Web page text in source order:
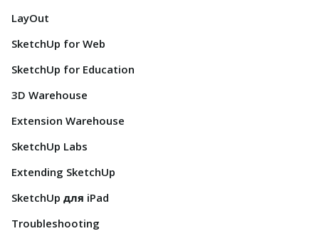
LayOut
SketchUp for Web
SketchUp for Education
3D Warehouse
Extension Warehouse
SketchUp Labs
Extending SketchUp
SketchUp для iPad
Troubleshooting